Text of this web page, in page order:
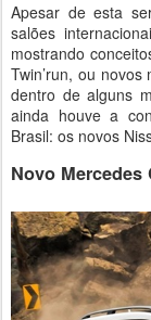
Apesar de esta
salões
mostrando
Twin’run, ou
dentro de alguns
ainda houve a
Brasil: os novos
Novo